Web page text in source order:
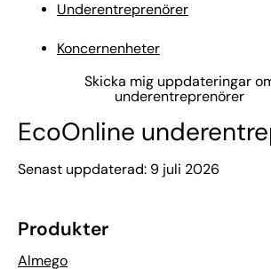
Underentreprenörer
Koncernenheter
Skicka mig uppdateringar
underentreprenörer
EcoOnline
Senast uppdaterad: 9 juli 2026
Produkter
Almego